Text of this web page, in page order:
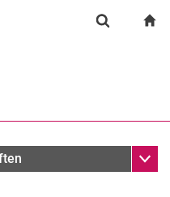
Springe direkt zu: Inhalt
Springe direkt zu: Suche
Springe direkt zu:
externen Link in einem